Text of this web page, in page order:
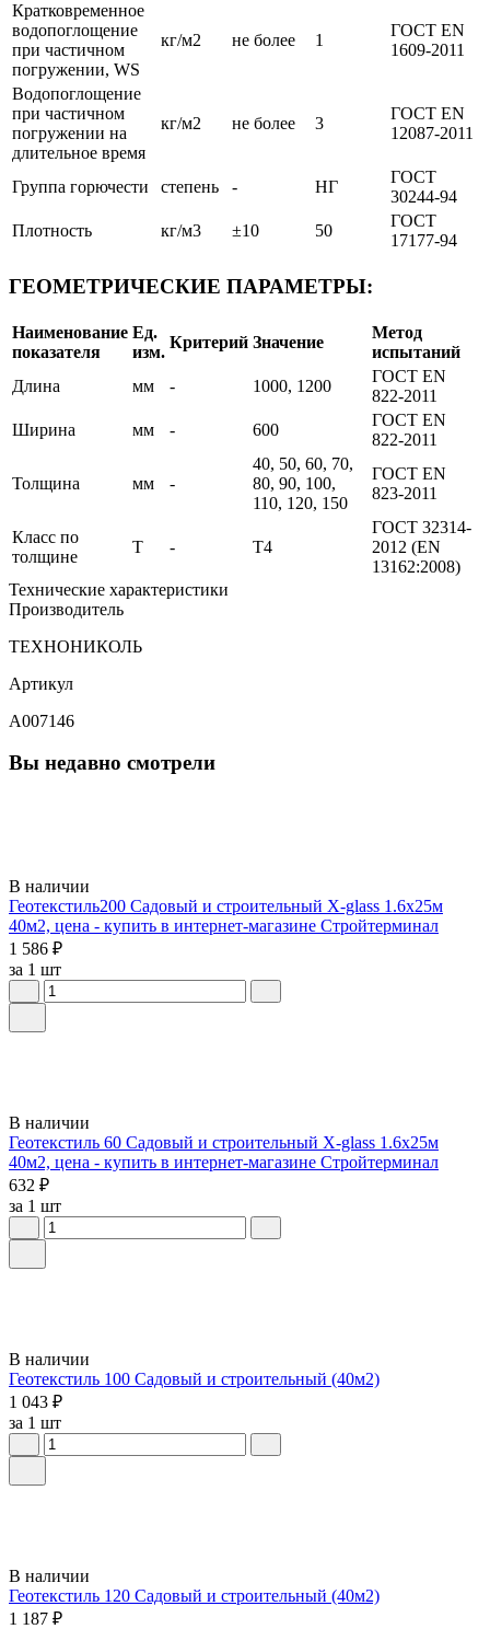
Кратковременное
водопоглощение
при частичном
погружении, WS
кг/м2 не более 1
ГОСТ EN
1609-2011
Водопоглощение
при частичном
погружении на
длительное время
кг/м2 не более 3
ГОСТ EN
12087-2011
Группа горючести степень - НГ
ГОСТ
30244-94
Плотность
кг/м3 ±10 50
ГОСТ
17177-94
ГЕОМЕТРИЧЕСКИЕ ПАРАМЕТРЫ:
Наименование
показателя
Ед.
изм.
Критерий Значение
Метод
испытаний
Длина
мм - 1000, 1200
ГОСТ EN
822-2011
Ширина
мм - 600
ГОСТ EN
822-2011
Толщина мм -
40, 50, 60, 70,
80, 90, 100,
110, 120, 150
ГОСТ EN
823-2011
Класс по
толщине
Т - Т4
ГОСТ 32314-
2012 (EN
13162:2008)
Технические характеристики
Производитель
ТЕХНОНИКОЛЬ
Артикул
A007146
Вы недавно смотрели
В наличии
Геотекстиль200 Садовый и строительный X-glass 1.6х25м
40м2, цена - купить в интернет-магазине Стройтерминал
1 586 ₽
за 1 шт
В наличии
Геотекстиль 60 Садовый и строительный X-glass 1.6х25м
40м2, цена - купить в интернет-магазине Стройтерминал
632 ₽
за 1 шт
В наличии
Геотекстиль 100 Садовый и строительный (40м2)
1 043 ₽
за 1 шт
В наличии
Геотекстиль 120 Садовый и строительный (40м2)
1 187 ₽